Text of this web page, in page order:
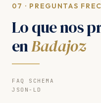
07 · PREGUNTAS
Lo que nos
enBadajoz
FAQ SCHEMA
JSON-LD